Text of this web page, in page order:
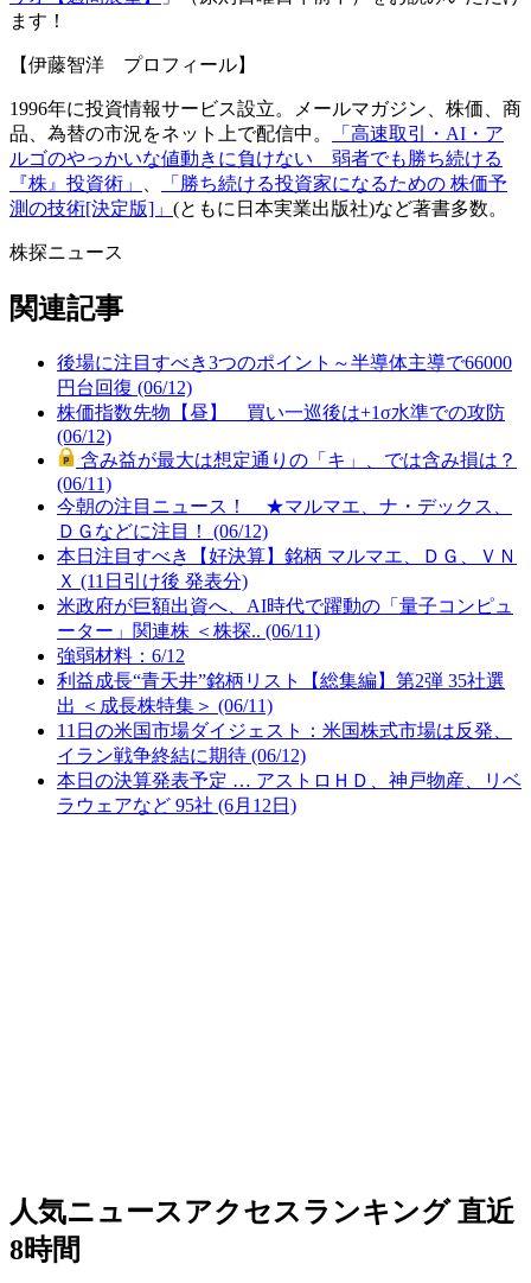
ます！
【伊藤智洋 プロフィール】
1996年に投資情報サービス設立。メールマガジン、株価、商
品、為替の市況をネット上で配信中。
「高速取引・AI・ア
ルゴのやっかいな値動きに負けない 弱者でも勝ち続ける
『株』投資術」
「勝ち続ける投資家になるための 株価予
測の技術[決定版]」 (ともに日本実業出版社)など著書多数。
株探ニュース
関連記事
後場に注目すべき3つのポイント～半導体主導で66000
円台回復 (06/12)
株価指数先物【昼】 買い一巡後は+1σ水準での攻防
(06/12)
含み益が最大は想定通りの「キ」、では含み損は？
(06/11)
今朝の注目ニュース！ ★マルマエ、ナ・デックス、
ＤＧなどに注目！ (06/12)
本日注目すべき【好決算】銘柄 マルマエ、ＤＧ、ＶＮ
Ｘ (11日引け後 発表分)
米政府が巨額出資へ、AI時代で躍動の「量子コンピュ
ーター」関連株 ＜株探.. (06/11)
強弱材料：6/12
利益成長“青天井”銘柄リスト【総集編】第2弾 35社選
出 ＜成長株特集＞ (06/11)
11日の米国市場ダイジェスト：米国株式市場は反発、
イラン戦争終結に期待 (06/12)
本日の決算発表予定 … アストロＨＤ、神戸物産、リベ
ラウェアなど 95社 (6月12日)
人気ニュースアクセスランキング 直近
8時間